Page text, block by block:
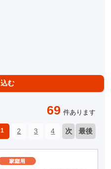
69 件あります
1 2 3 4 次 最後